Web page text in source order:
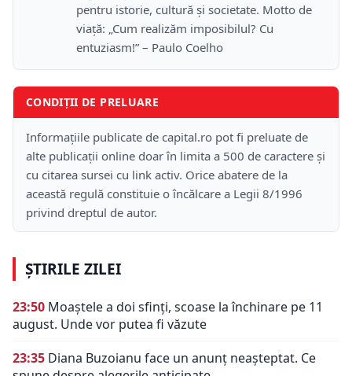
pentru istorie, cultură și societate. Motto de
viață: „Cum realizăm imposibilul? Cu
entuziasm!” – Paulo Coelho
CONDIȚII DE PRELUARE
Informațiile publicate de capital.ro pot fi preluate de
alte publicații online doar în limita a 500 de caractere și
cu citarea sursei cu link activ. Orice abatere de la
această regulă constituie o încălcare a Legii 8/1996
privind dreptul de autor.
ȘTIRILE ZILEI
23:50 Moaștele a doi sfinți, scoase la închinare pe 11
august. Unde vor putea fi văzute
23:35 Diana Buzoianu face un anunț neașteptat. Ce